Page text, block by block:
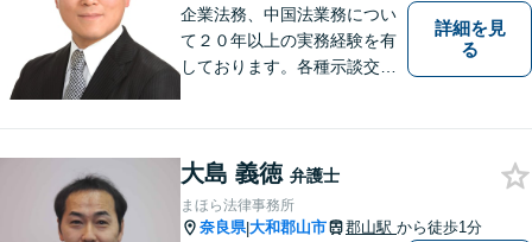
企業法務、中国法業務につい
て２０年以上の実務経験を有
しております。各種示談交
詳細を見
る
大島 義徳 弁護士
まほら法律事務所
奈良県|大和郡山市 郡山駅 から徒歩1分